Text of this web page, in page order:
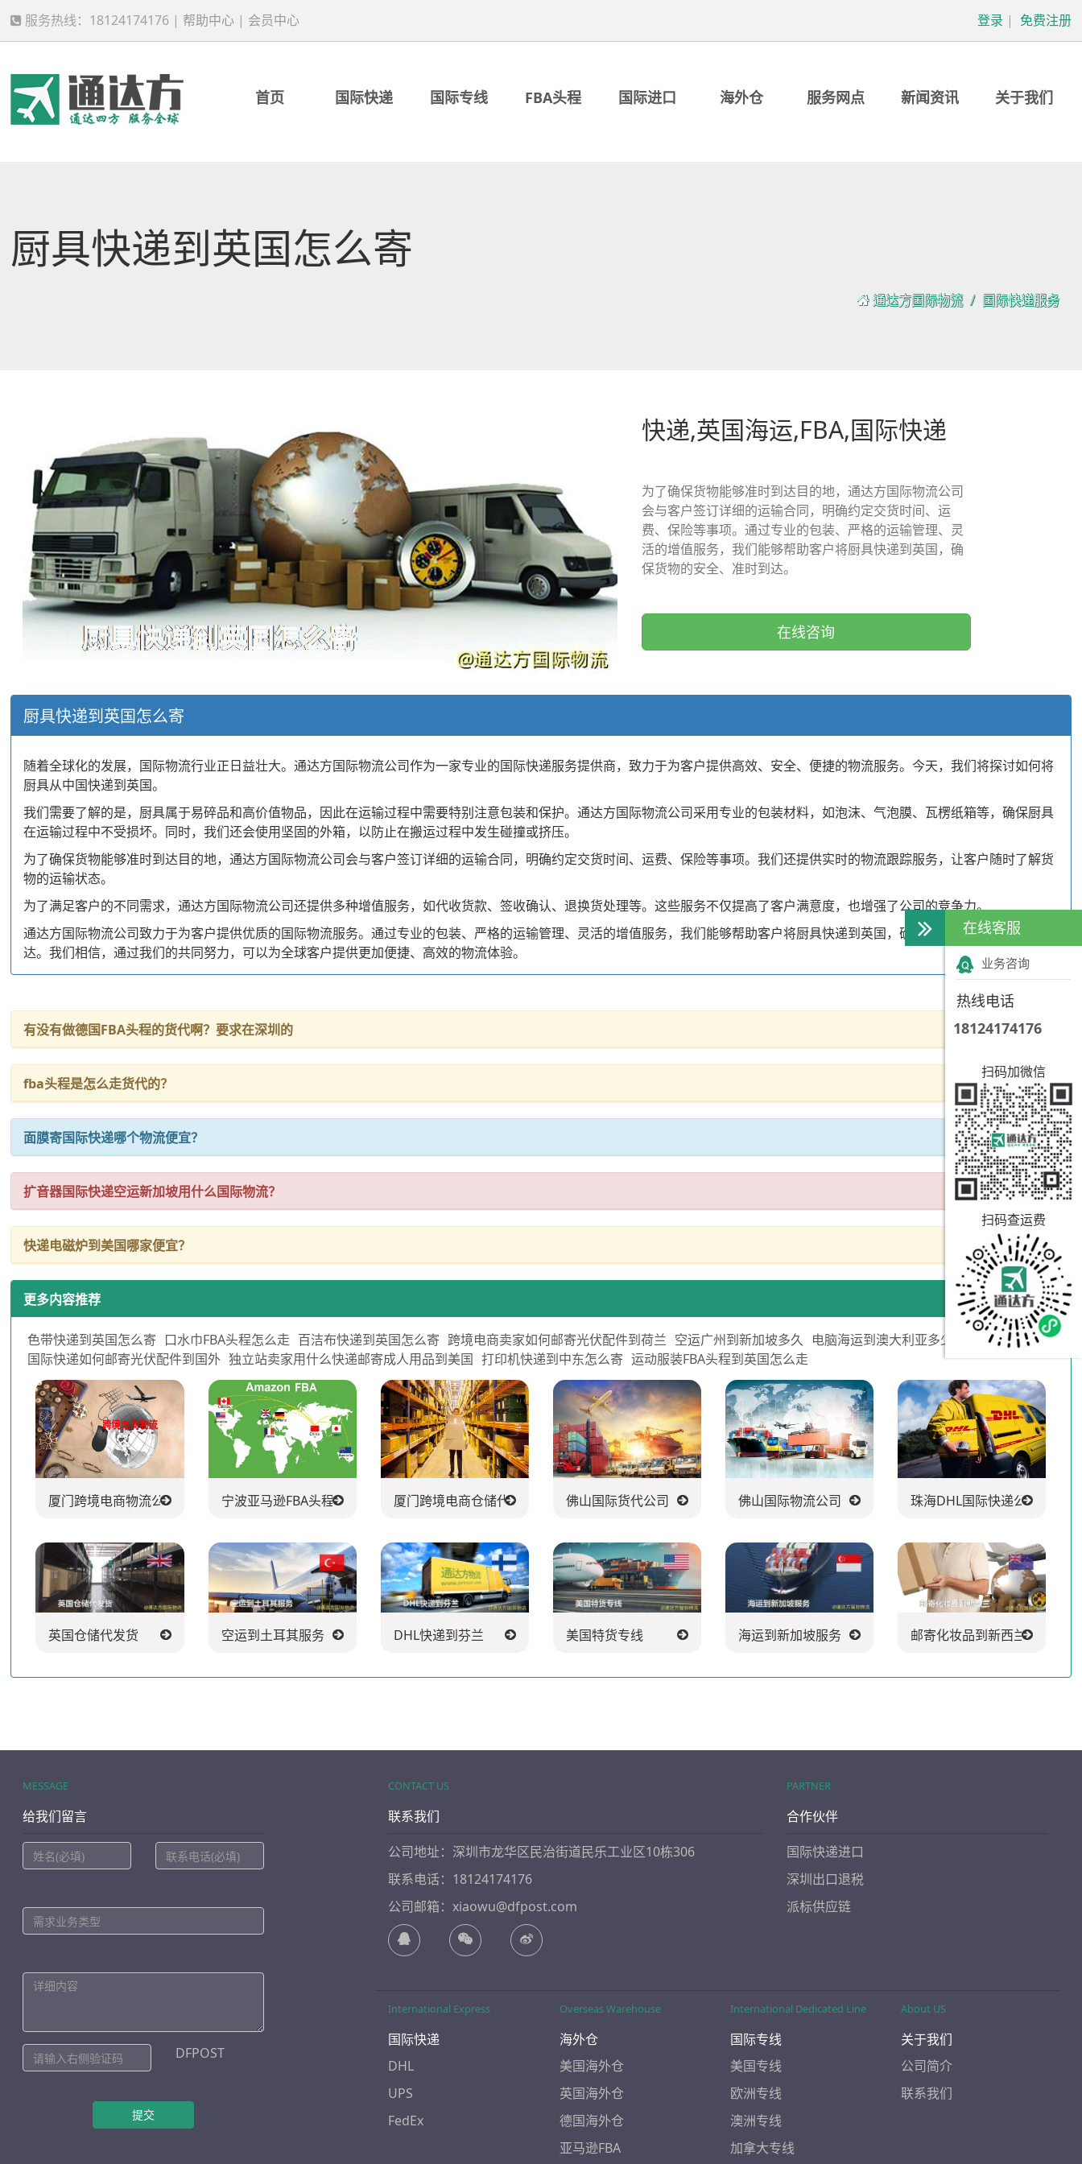
服务热线：18124174176 | 帮助中心 | 会员中心 登录 | 免费注册
首页 国际快递 国际专线 FBA头程 国际进口 海外仓 服务网点 新闻资讯 关于我们
厨具快递到英国怎么寄
通达方国际物流 国际快递服务
快递,英国海运,FBA,国际快递
为了确保货物能够准时到达目的地，通达方国际物流公司
会与客户签订详细的运输合同，明确约定交货时间、运
费、保险等事项。通过专业的包装、严格的运输管理、灵
活的增值服务，我们能够帮助客户将厨具快递到英国，确
保货物的安全、准时到达。
在线咨询
厨具快递到英国怎么寄
随着全球化的发展，国际物流行业正日益壮大。通达方国际物流公司作为一家专业的国际快递服务提供商，致力于为客户提供高效、安全、便捷的物流服务。今天，我们将探讨如何将
厨具从中国快递到英国。
我们需要了解的是，厨具属于易碎品和高价值物品，因此在运输过程中需要特别注意包装和保护。通达方国际物流公司采用专业的包装材料，如泡沫、气泡膜、瓦楞纸箱等，确保厨具
在运输过程中不受损坏。同时，我们还会使用坚固的外箱，以防止在搬运过程中发生碰撞或挤压。
为了确保货物能够准时到达目的地，通达方国际物流公司会与客户签订详细的运输合同，明确约定交货时间、运费、保险等事项。我们还提供实时的物流跟踪服务，让客户随时了解货
物的运输状态。
为了满足客户的不同需求，通达方国际物流公司还提供多种增值服务，如代收货款、签收确认、退换货处理等。这些服务不仅提高了客户满意度，也增强了公司的竞争力。
通达方国际物流公司致力于为客户提供优质的国际物流服务。通过专业的包装、严格的运输管理、灵活的增值服务，我们能够帮助客户将厨具快递到英国，确保货物的安全、准时到
达。我们相信，通过我们的共同努力，可以为全球客户提供更加便捷、高效的物流体验。
有没有做德国FBA头程的货代啊？要求在深圳的
fba头程是怎么走货代的？
面膜寄国际快递哪个物流便宜？
扩音器国际快递空运新加坡用什么国际物流？
快递电磁炉到美国哪家便宜？
更多内容推荐
色带快递到英国怎么寄 口水巾FBA头程怎么走 百洁布快递到英国怎么寄 跨境电商卖家如何邮寄光伏配件到荷兰 空运广州到新加坡多久
电脑海运到澳大利亚多少钱
国际快递如何邮寄光伏配件到国外 独立站卖家用什么快递邮寄成人用品到美国 打印机快递到中东怎么寄 运动服装FBA头程到英国怎么走
厦门跨境电商物流公司 宁波亚马逊FBA头程派送公司 厦门跨境电商仓储代发货 佛山国际货代公司 佛山国际物流公司 珠海DHL国际快递公司
英国仓储代发货 空运到土耳其服务 DHL快递到芬兰 美国特货专线 海运到新加坡服务 邮寄化妆品到新西兰
MESSAGE
给我们留言
DFPOST
提交
CONTACT US
联系我们
公司地址：深圳市龙华区民治街道民乐工业区10栋306
联系电话：18124174176
公司邮箱：xiaowu@dfpost.com
PARTNER
合作伙伴
国际快递进口
深圳出口退税
派标供应链
International Express
国际快递
DHL
UPS
FedEx
Overseas Warehouse
海外仓
美国海外仓
英国海外仓
德国海外仓
亚马逊FBA
International Dedicated Line
国际专线
美国专线
欧洲专线
澳洲专线
加拿大专线
About US
关于我们
公司简介
联系我们
在线客服
业务咨询
热线电话
18124174176
扫码加微信
扫码查运费